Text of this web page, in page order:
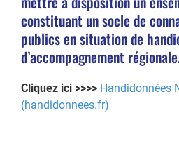
constituant un socle de
publics en situation de
d’accompagnement
Cliquez ici >>>> Handidonnées
(handidonnees.fr)